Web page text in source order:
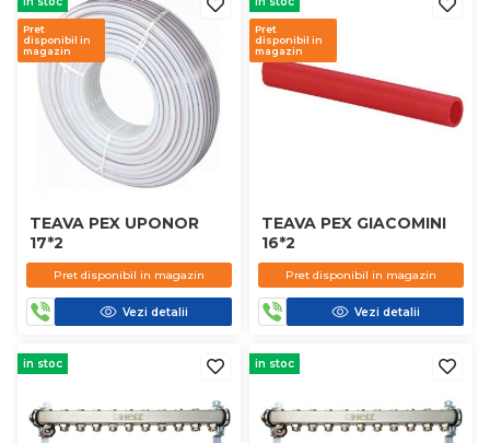
Pret
disponibil in
magazin
TEAVA PEX UPONOR
17*2
Pret disponibil in magazin
Vezi detalii
Pret
disponibil in
magazin
TEAVA PEX GIACOMINI
16*2
Pret disponibil in magazin
Vezi detalii
in stoc in stoc